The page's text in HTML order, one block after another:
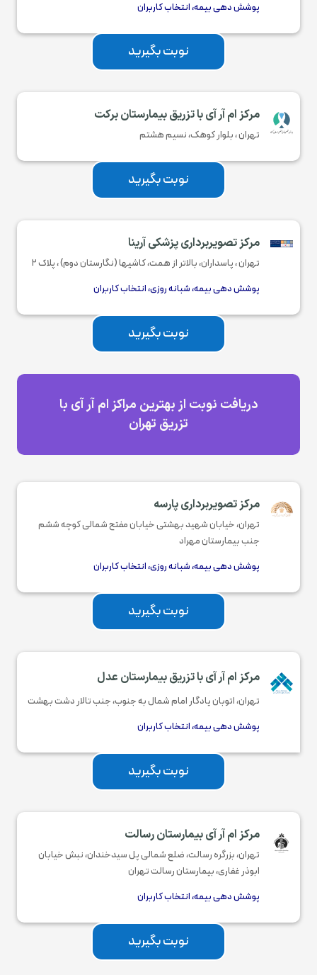
پوشش دهی بیمه، انتخاب کاربران
نوبت بگیرید
مرکز ام آر آی با تزریق بیمارستان برکت
تهران ، بلوار کوهک، نسیم هشتم
نوبت بگیرید
مرکز تصویربرداری پزشکی آرینا
تهران ، پاسداران، بالاتر از همت، کاشیها (نگارستان دوم) ، پلاک ۲
پوشش دهی بیمه، شبانه روزی، انتخاب کاربران
نوبت بگیرید
دریافت نوبت از بهترین مراکز ام آر آی با
تزریق تهران
مرکز تصویربرداری پارسه
تهران، خیابان شهید بهشتی خیابان مفتح شمالی کوچه ششم
جنب بیمارستان مهراد
پوشش دهی بیمه، شبانه روزی، انتخاب کاربران
نوبت بگیرید
مرکز ام آر آی با تزریق بیمارستان عدل
تهران، اتوبان یادگار امام شمال به جنوب، جنب تالار دشت بهشت
پوشش دهی بیمه، انتخاب کاربران
نوبت بگیرید
مرکز ام آر آی بیمارستان رسالت
تهران،بزرگره رسالت، ضلع شمالی پل سیدخندان، نبش خیابان
ابوذر غفاری، بیمارستان رسالت تهران
پوشش دهی بیمه، انتخاب کاربران
نوبت بگیرید